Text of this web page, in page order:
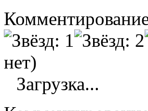
нет)
Загрузка...